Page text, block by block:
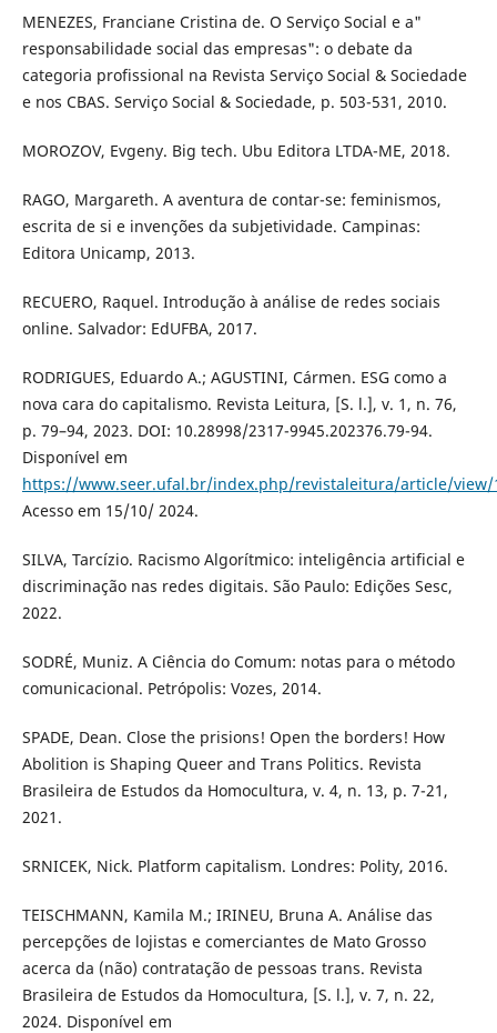
MENEZES, Franciane Cristina de. O Serviço Social e a"
responsabilidade social das empresas": o debate da
categoria profissional na Revista Serviço Social & Sociedade
e nos CBAS. Serviço Social & Sociedade, p. 503-531, 2010.
MOROZOV, Evgeny. Big tech. Ubu Editora LTDA-ME, 2018.
RAGO, Margareth. A aventura de contar-se: feminismos,
escrita de si e invenções da subjetividade. Campinas:
Editora Unicamp, 2013.
RECUERO, Raquel. Introdução à análise de redes sociais
online. Salvador: EdUFBA, 2017.
RODRIGUES, Eduardo A.; AGUSTINI, Cármen. ESG como a
nova cara do capitalismo. Revista Leitura, [S. l.], v. 1, n. 76,
p. 79–94, 2023. DOI: 10.28998/2317-9945.202376.79-94.
Disponível em
https://www.seer.ufal.br/index.php/revistaleitura/article/view/
Acesso em 15/10/ 2024.
SILVA, Tarcízio. Racismo Algorítmico: inteligência artificial e
discriminação nas redes digitais. São Paulo: Edições Sesc,
2022.
SODRÉ, Muniz. A Ciência do Comum: notas para o método
comunicacional. Petrópolis: Vozes, 2014.
SPADE, Dean. Close the prisions! Open the borders! How
Abolition is Shaping Queer and Trans Politics. Revista
Brasileira de Estudos da Homocultura, v. 4, n. 13, p. 7-21,
2021.
SRNICEK, Nick. Platform capitalism. Londres: Polity, 2016.
TEISCHMANN, Kamila M.; IRINEU, Bruna A. Análise das
percepções de lojistas e comerciantes de Mato Grosso
acerca da (não) contratação de pessoas trans. Revista
Brasileira de Estudos da Homocultura, [S. l.], v. 7, n. 22,
2024. Disponível em